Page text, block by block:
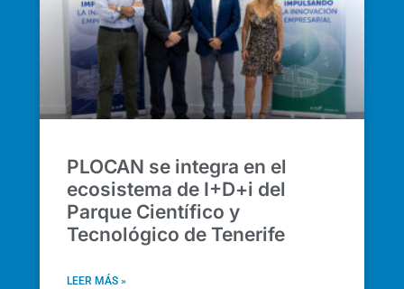
PLOCAN se integra en el
ecosistema de I+D+i del
Parque Científico y
Tecnológico de Tenerife
LEER MÁS »